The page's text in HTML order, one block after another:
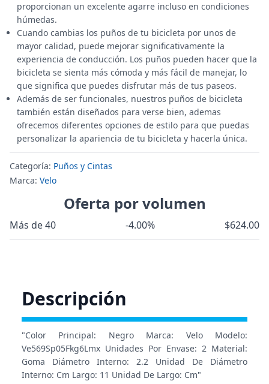
proporcionan un excelente agarre incluso en condiciones
húmedas.
Cuando cambias los puños de tu bicicleta por unos de
mayor calidad, puede mejorar significativamente la
experiencia de conducción. Los puños pueden hacer que la
bicicleta se sienta más cómoda y más fácil de manejar, lo
que significa que puedes disfrutar más de tus paseos.
Además de ser funcionales, nuestros puños de bicicleta
también están diseñados para verse bien, ademas
ofrecemos diferentes opciones de estilo para que puedas
personalizar la apariencia de tu bicicleta y hacerla única.
Categoría: Puños y Cintas
Marca: Velo
Oferta por volumen
Más de 40 -4.00% $624.00
Descripción
"Color Principal: Negro Marca: Velo Modelo:
Ve569Sp05Fkg6Lmx Unidades Por Envase: 2 Material:
Goma Diámetro Interno: 2.2 Unidad De Diámetro
Interno: Cm Largo: 11 Unidad De Largo: Cm"